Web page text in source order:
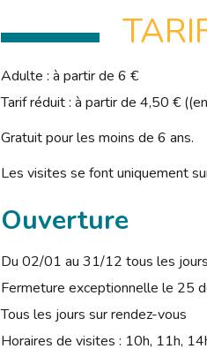
Adulte : à partir de 6 €
Tarif réduit : à partir de 4,50 €
Gratuit pour les moins de 6 ans.
Les visites se font uniquement
Ouverture
Du 02/01 au 31/12 tous les
Fermeture exceptionnelle le 25
Tous les jours sur rendez-vous
Horaires de visites : 10h, 11h,